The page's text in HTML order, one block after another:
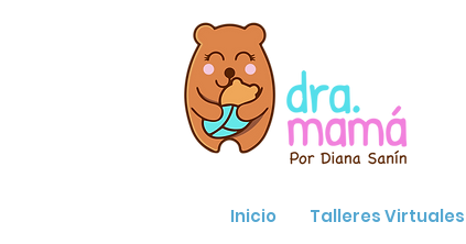
Inicio Talleres Virtuales